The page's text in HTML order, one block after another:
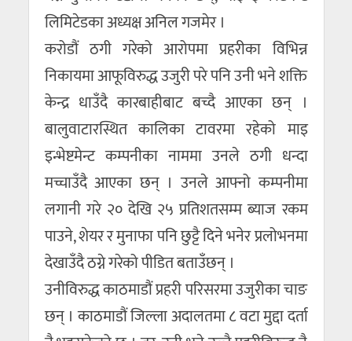
लिमिटेडका अध्यक्ष अनिल गजमेर ।
करोडौं ठगी गरेको आरोपमा प्रहरीका विभिन्न
निकायमा आफूविरुद्ध उजुरी परे पनि उनी भने शक्ति
केन्द्र धाउँदै कारबाहीबाट बच्दै आएका छन् ।
बालुवाटारस्थित कालिका टावरमा रहेको माइ
इन्भेष्टमेन्ट कम्पनीका नाममा उनले ठगी धन्दा
मच्चाउँदै आएका छन् । उनले आफ्नो कम्पनीमा
लगानी गरे २० देखि २५ प्रतिशतसम्म ब्याज रकम
पाउने, शेयर र मुनाफा पनि छुट्टै दिने भनेर प्रलोभनमा
देखाउँदै ठग्ने गरेको पीडित बताउँछन् ।
उनीविरुद्ध काठमाडौं प्रहरी परिसरमा उजुरीका चाङ
छन् । काठमाडौं जिल्ला अदालतमा ८ वटा मुद्दा दर्ता